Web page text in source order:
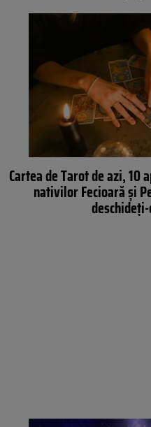
Cartea de Tarot de azi,
nativilor Fecioară și